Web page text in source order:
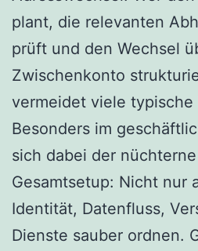
plant, die relevanten
prüft und den Wechsel
Zwischenkonto
vermeidet viele typische
Besonders im
sich dabei der
Gesamtsetup: Nicht nur
Identität, Datenfluss,
Dienste sauber ordnen.